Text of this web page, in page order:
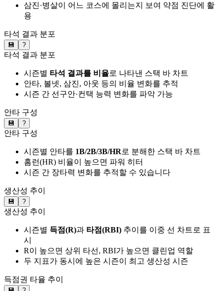
삼진·병살이 어느 코스에 몰리는지 보여 약점 진단에 활
용
타석 결과 분포
💾 ?
타석 결과 분포
시즌별 타석 결과를 비율로 나타낸 스택 바 차트
안타, 볼넷, 삼진, 아웃 등의 비율 변화를 추적
시즌 간 선구안·컨택 능력 변화를 파악 가능
안타 구성
💾 ?
안타 구성
시즌별 안타를 1B/2B/3B/HR로 분해한 스택 바 차트
홈런(HR) 비율이 높으면 파워 히터
시즌 간 장타력 변화를 추적할 수 있습니다
생산성 추이
💾 ?
생산성 추이
시즌별 득점(R)과 타점(RBI) 추이를 이중 선 차트로 표
시
R이 높으면 상위 타선, RBI가 높으면 클린업 역할
두 지표가 동시에 높은 시즌이 최고 생산성 시즌
득점권 타율 추이